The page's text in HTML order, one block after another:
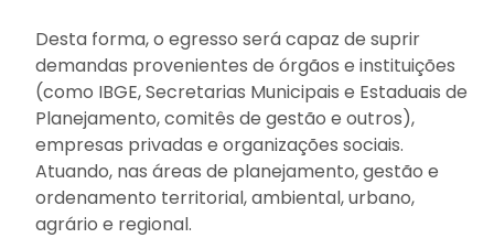
Desta forma, o egresso será capaz de suprir
demandas provenientes de órgãos e instituições
(como IBGE, Secretarias Municipais e Estaduais de
Planejamento, comitês de gestão e outros),
empresas privadas e organizações sociais.
Atuando, nas áreas de planejamento, gestão e
ordenamento territorial, ambiental, urbano,
agrário e regional.